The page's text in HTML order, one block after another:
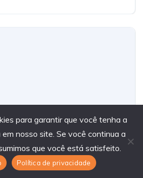
GWM Haval H9: lote
para garantir que você tenha a
nosso site. Se você continua a
que você está satisfeito.
Política de privacidade